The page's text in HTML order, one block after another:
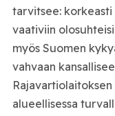
tarvitsee:
vaativiin
myös Suomen
vahvaan
alueellisessa